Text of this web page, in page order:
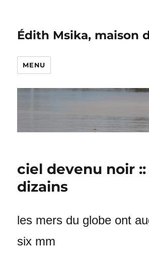
Édith Msika, maison
MENU
ciel devenu noir
dizains
les mers du globe ont
six mm